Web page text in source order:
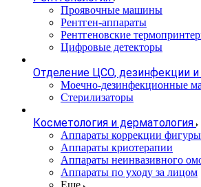
Проявочные машины
Рентген-аппараты
Рентгеновские
Цифровые детекторы
Отделение ЦСО, дезинфекции и
Моечно-дезинфекционные
Стерилизаторы
Косметология и дерматология
Аппараты коррекции фигуры
Аппараты криотерапии
Аппараты неинвазивного
Аппараты по уходу за лицом
Еще